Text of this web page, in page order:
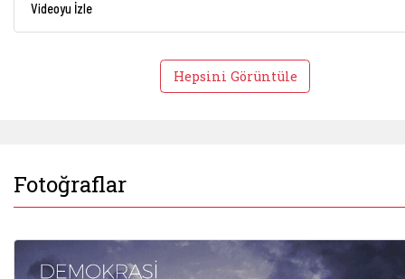
Videoyu İzle
Hepsini Görüntüle
Fotoğraflar